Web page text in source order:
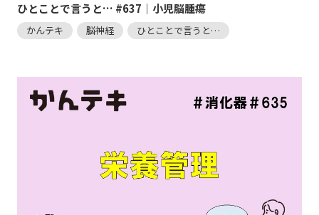
ひとことで言うと… #637｜小児脳腫瘍
かんテキ 脳神経 ひとことで言うと…